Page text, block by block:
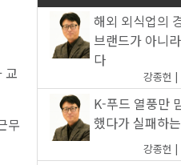
교
무
해외 외식업의
브랜드가 아니
다
강종헌 |
K-푸드 열풍만
했다가 실패하
강종헌 |